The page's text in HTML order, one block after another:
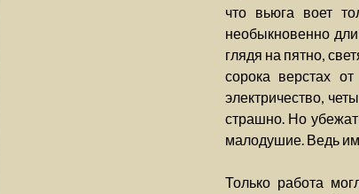
что вьюга воет
необыкновенно
глядя на пятно,
сорока верстах
электричество,
страшно. Но
малодушие. Ведь
Только работа